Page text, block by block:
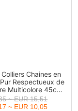
Chaines en
Respectueux de
Multicolore 45cm
~ EUR 15,51
~ EUR 10,05